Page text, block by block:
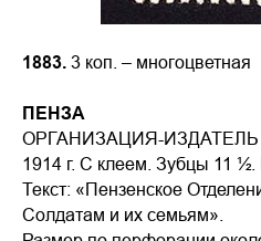
1883. 3 коп. – многоцветная
ПЕНЗА
ОРГАНИЗАЦИЯ-
1914 г. С клеем. Зубцы 11
Текст: «Пензенское
Солдатам и их семьям».